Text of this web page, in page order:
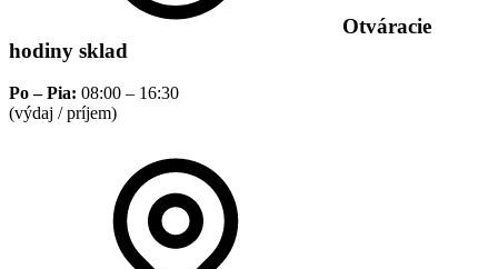
Otváracie
hodiny sklad
Po – Pia: 08:00 – 16:30
(výdaj / príjem)